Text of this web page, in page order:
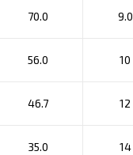
70.0 9.0
56.0 10
46.7 12
35.0 14